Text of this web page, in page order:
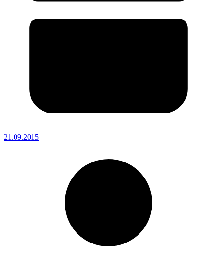
21.09.2015